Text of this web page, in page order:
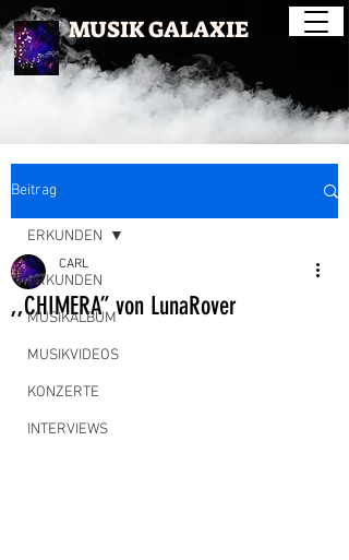
MUSIK GALAXIE
Beitrag
ERKUNDEN
MUSIKALBUM
MUSIKVIDEOS
KONZERTE
INTERVIEWS
ERKUNDEN
,,CHIMERA” von LunaRover
CARL